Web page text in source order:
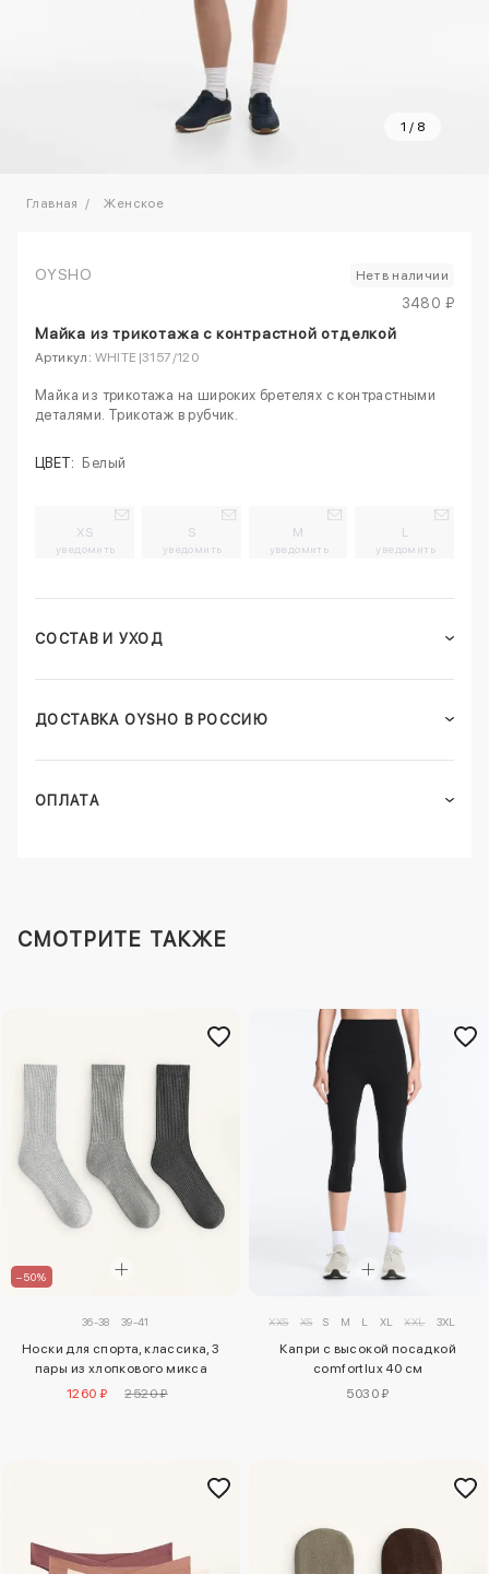
1 / 8
Главная Женское
OYSHO Нет в наличии
3480 ₽
Майка из трикотажа с контрастной отделкой
Артикул: WHITE|3157/120
Майка из трикотажа на широких бретелях с контрастными
деталями. Трикотаж в рубчик.
ЦВЕТ: Белый
XS
уведомить
S
уведомить
M
уведомить
L
уведомить
СОСТАВ И УХОД
ДОСТАВКА OYSHO В РОССИЮ
ОПЛАТА
СМОТРИТЕ ТАКЖЕ
–50%
36-38 39-41
Носки для спорта, классика, 3
пары из хлопкового микса
1260 ₽
2520 ₽
XXS XS S M L XL XXL 3XL
Капри с высокой посадкой
comfortlux 40 см
5030 ₽